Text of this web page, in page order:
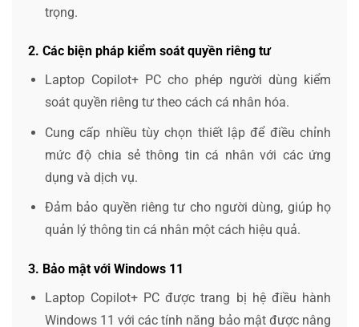
trọng.
2. Các biện pháp kiểm soát quyền riêng tư
Laptop Copilot+ PC cho phép người dùng kiểm
soát quyền riêng tư theo cách cá nhân hóa.
Cung cấp nhiều tùy chọn thiết lập để điều chỉnh
mức độ chia sẻ thông tin cá nhân với các ứng
dụng và dịch vụ.
Đảm bảo quyền riêng tư cho người dùng, giúp họ
quản lý thông tin cá nhân một cách hiệu quả.
3. Bảo mật với Windows 11
Laptop Copilot+ PC được trang bị hệ điều hành
Windows 11 với các tính năng bảo mật được nâng